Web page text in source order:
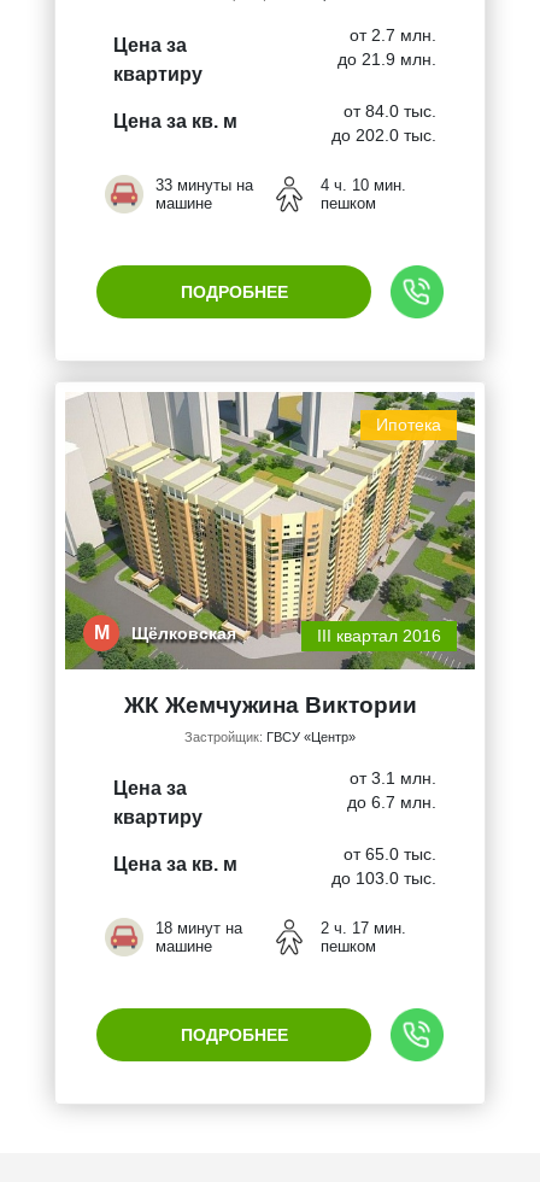
Цена за
квартиру
от 2.7 млн.
до 21.9 млн.
Цена за кв. м
от 84.0 тыс.
до 202.0 тыс.
33 минуты на
машине
4 ч. 10 мин.
пешком
ПОДРОБНЕЕ
Ипотека
М Щёлковская III квартал 2016
ЖК Жемчужина Виктории
Застройщик: ГВСУ «Центр»
Цена за
квартиру
от 3.1 млн.
до 6.7 млн.
Цена за кв. м
от 65.0 тыс.
до 103.0 тыс.
18 минут на
машине
2 ч. 17 мин.
пешком
ПОДРОБНЕЕ